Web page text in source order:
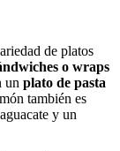
de platos
o wraps
un plato de pasta
también es
y un